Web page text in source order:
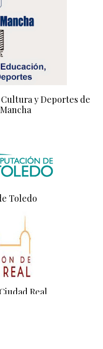
y Deportes de
Toledo
Real